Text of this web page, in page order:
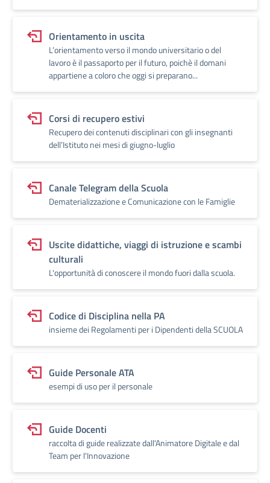
Orientamento in uscita
L’orientamento verso il mondo universitario o del
lavoro è il passaporto per il futuro, poichè il domani
appartiene a coloro che oggi si preparano...
Corsi di recupero estivi
Recupero dei contenuti disciplinari con gli insegnanti
dell’Istituto nei mesi di giugno-luglio
Canale Telegram della Scuola
Dematerializzazione e Comunicazione con le Famiglie
Uscite didattiche, viaggi di istruzione e scambi
culturali
L'opportunità di conoscere il mondo fuori dalla scuola.
Codice di Disciplina nella PA
insieme dei Regolamenti per i Dipendenti della SCUOLA
Guide Personale ATA
esempi di uso per il personale
Guide Docenti
raccolta di guide realizzate dall'Animatore Digitale e dal
Team per l'Innovazione